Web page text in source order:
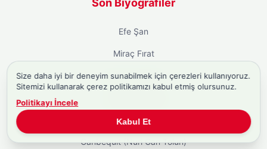
Son Biyografiler
Efe Şan
Miraç Fırat
Arda Soydoğan
Tahir Sarıkaya
Canbequit (Nuri Can Tolun)
Size daha iyi bir deneyim sunabilmek için çerezleri kullanıyoruz.
Sitemizi kullanarak çerez politikamızı kabul etmiş olursunuz.
Politikayı İncele
Kabul Et